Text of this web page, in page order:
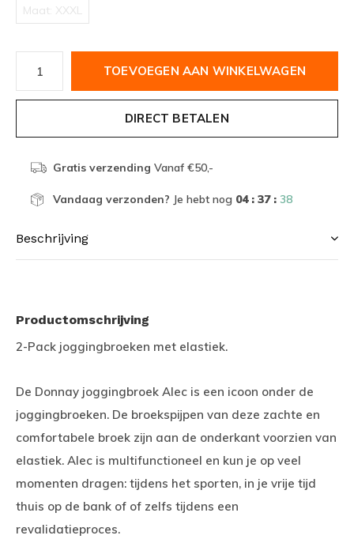
Maat: XXXL
TOEVOEGEN AAN WINKELWAGEN
DIRECT BETALEN
Gratis verzending Vanaf €50,-
Vandaag verzonden? Je hebt nog 04 : 37 : 38
Beschrijving
Productomschrijving
2-Pack joggingbroeken met elastiek.
De Donnay joggingbroek Alec is een icoon onder de
joggingbroeken. De broekspijpen van deze zachte en
comfortabele broek zijn aan de onderkant voorzien van
elastiek. Alec is multifunctioneel en kun je op veel
momenten dragen: tijdens het sporten, in je vrije tijd
thuis op de bank of of zelfs tijdens een
revalidatieproces.